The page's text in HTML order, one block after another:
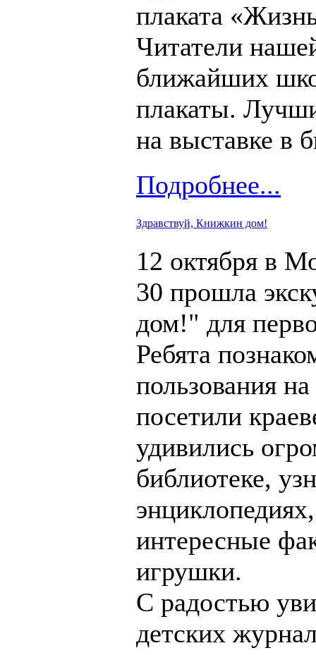
плаката
Читатели
ближайших
плакаты.
на выставке в
Подробнее...
Здравствуй, Книжкин дом!
12 октября в
30 прошла
дом!" для
Ребята
пользования
посетили
удивились
библиотеке,
интересные
игрушки.
С радостью
детских